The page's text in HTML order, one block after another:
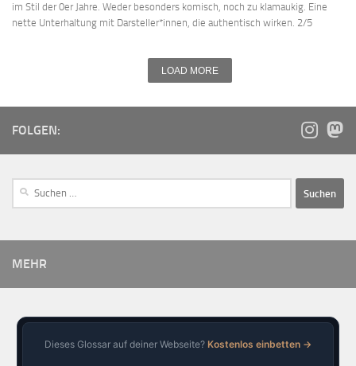
im Stil der 0er Jahre. Weder besonders komisch, noch zu klamaukig. Eine
nette Unterhaltung mit Darsteller*innen, die authentisch wirken. 2/5
LOAD MORE
FOLGEN:
MEHR